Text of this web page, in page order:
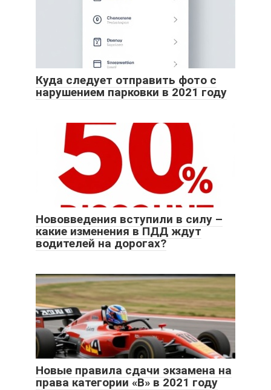
Куда следует отправить фото с
нарушением парковки в 2021 году
Нововведения вступили в силу –
какие изменения в ПДД ждут
водителей на дорогах?
Новые правила сдачи экзамена на
права категории «В» в 2021 году